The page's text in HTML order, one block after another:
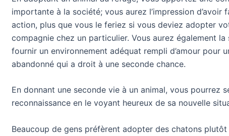
importante à la société; vous aurez l’impression d’avoir
action, plus que vous le feriez si vous deviez adopter
compagnie chez un particulier. Vous aurez également
fournir un environnement adéquat rempli d’amour pour
abandonné qui a droit à une seconde chance.
En donnant une seconde vie à un animal, vous pourrez
reconnaissance en le voyant heureux de sa nouvelle
Beaucoup de gens préfèrent adopter des chatons